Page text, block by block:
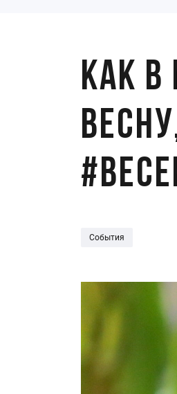
Как
События